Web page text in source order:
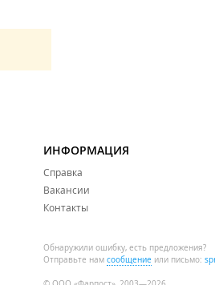
ИНФОРМАЦИЯ
Справка
Вакансии
Контакты
Обнаружили ошибку, есть предложения?
Отправьте нам сообщение или письмо: